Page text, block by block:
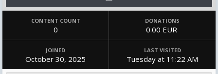
CONTENT COUNT
0
DONATIONS
0.00 EUR
JOINED
October 30, 2025
LAST VISITED
Tuesday at 11:22 AM